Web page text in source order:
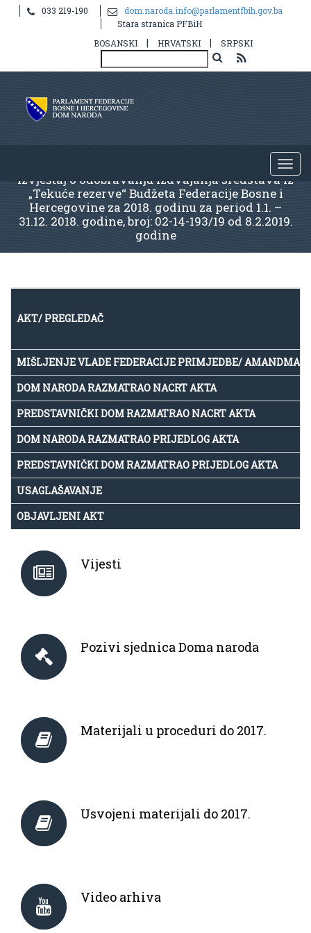
033 219-190
dom.naroda.info@parlamentfbih.gov.ba
Stara stranica PFBiH
BOSANSKI
| HRVATSKI | SRPSKI
Izvještaj o odobravanju izdvajanja sredstava iz
„Tekuće rezerve“ Budžeta Federacije Bosne i
Hercegovine za 2018. godinu za period 1.1. –
31.12. 2018. godine, broj: 02-14-193/19 od 8.2.2019.
godine
AKT/ PREGLEDAČ
MIŠLJENJE VLADE FEDERACIJE PRIMJEDBE/
DOM NARODA RAZMATRAO NACRT AKTA
PREDSTAVNIČKI DOM RAZMATRAO NACRT AKTA
DOM NARODA RAZMATRAO PRIJEDLOG AKTA
PREDSTAVNIČKI DOM RAZMATRAO PRIJEDLOG AKTA
USAGLAŠAVANJE
OBJAVLJENI AKT
Vijesti
Pozivi sjednica Doma naroda
Materijali u proceduri do 2017.
Usvojeni materijali do 2017.
Video arhiva